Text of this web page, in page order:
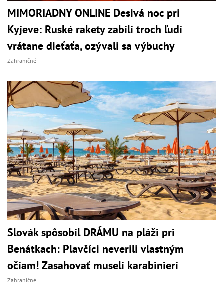
MIMORIADNY ONLINE Desivá noc pri
Kyjeve: Ruské rakety zabili troch ľudí
vrátane dieťaťa, ozývali sa výbuchy
Zahraničné
Slovák spôsobil DRÁMU na pláži pri
Benátkach: Plavčíci neverili vlastným
očiam! Zasahovať museli karabinieri
Zahraničné